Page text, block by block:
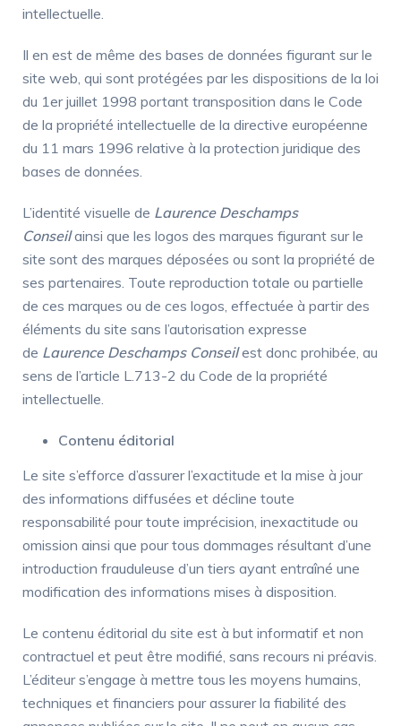
intellectuelle.
Il en est de même des bases de données figurant sur le
site web, qui sont protégées par les dispositions de la loi
du 1er juillet 1998 portant transposition dans le Code
de la propriété intellectuelle de la directive européenne
du 11 mars 1996 relative à la protection juridique des
bases de données.
L’identité visuelle de Laurence Deschamps
Conseilainsi que les logos des marques figurant sur le
site sont des marques déposées ou sont la propriété de
ses partenaires. Toute reproduction totale ou partielle
de ces marques ou de ces logos, effectuée à partir des
éléments du site sans l’autorisation expresse
de Laurence Deschamps Conseilest donc prohibée, au
sens de l’article L.713-2 du Code de la propriété
intellectuelle.
Contenu éditorial
Le site s’efforce d’assurer l’exactitude et la mise à jour
des informations diffusées et décline toute
responsabilité pour toute imprécision, inexactitude ou
omission ainsi que pour tous dommages résultant d’une
introduction frauduleuse d’un tiers ayant entraîné une
modification des informations mises à disposition.
Le contenu éditorial du site est à but informatif et non
contractuel et peut être modifié, sans recours ni préavis.
L’éditeur s’engage à mettre tous les moyens humains,
techniques et financiers pour assurer la fiabilité des